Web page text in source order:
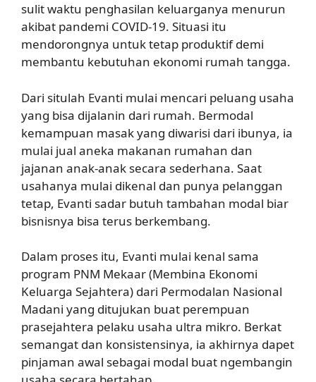
sulit waktu penghasilan keluarganya menurun
akibat pandemi COVID-19. Situasi itu
mendorongnya untuk tetap produktif demi
membantu kebutuhan ekonomi rumah tangga.
Dari situlah Evanti mulai mencari peluang usaha
yang bisa dijalanin dari rumah. Bermodal
kemampuan masak yang diwarisi dari ibunya, ia
mulai jual aneka makanan rumahan dan
jajanan anak-anak secara sederhana. Saat
usahanya mulai dikenal dan punya pelanggan
tetap, Evanti sadar butuh tambahan modal biar
bisnisnya bisa terus berkembang.
Dalam proses itu, Evanti mulai kenal sama
program PNM Mekaar (Membina Ekonomi
Keluarga Sejahtera) dari Permodalan Nasional
Madani yang ditujukan buat perempuan
prasejahtera pelaku usaha ultra mikro. Berkat
semangat dan konsistensinya, ia akhirnya dapet
pinjaman awal sebagai modal buat ngembangin